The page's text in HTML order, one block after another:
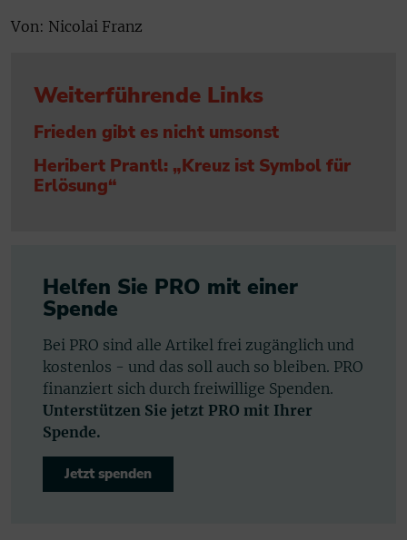
Von: Nicolai Franz
Weiterführende Links
Frieden gibt es nicht umsonst
Heribert Prantl: „Kreuz ist Symbol für
Erlösung“
Helfen Sie PRO mit einer
Spende
Bei PRO sind alle Artikel frei zugänglich und
kostenlos - und das soll auch so bleiben. PRO
finanziert sich durch freiwillige Spenden.
Unterstützen Sie jetzt PRO mit Ihrer
Spende.
Jetzt spenden